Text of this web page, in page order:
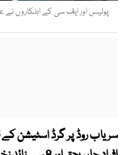
پولیس اور ایف سی کے اہلکاروں نے